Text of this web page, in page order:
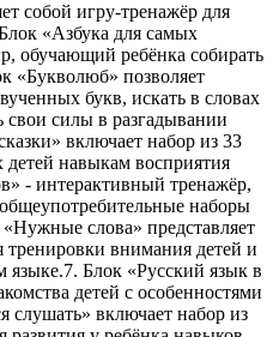
собой игру-тренажёр для
«Азбука для самых
обучающий ребёнка собирать
«Букволюб» позволяет
букв, искать в словах
силы в разгадывании
включает набор из 33
детей навыкам восприятия
- интерактивный тренажёр,
наборы
слова» представляет
внимания детей и
языке.7. Блок «Русский язык в
детей с особенностями
слушать» включает набор из